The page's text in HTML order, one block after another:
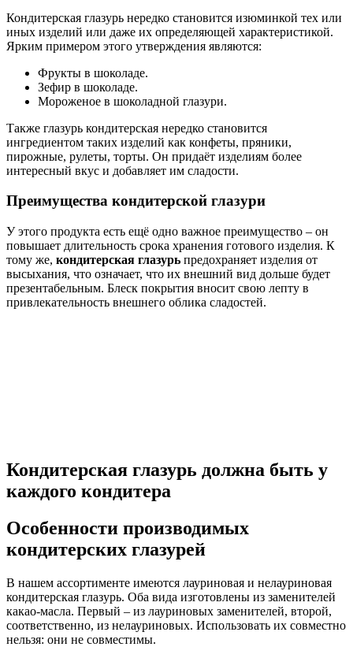
Кондитерская глазурь нередко становится изюминкой тех или
иных изделий или даже их определяющей характеристикой.
Ярким примером этого утверждения являются:
Фрукты в шоколаде.
Зефир в шоколаде.
Мороженое в шоколадной глазури.
Также глазурь кондитерская нередко становится
ингредиентом таких изделий как конфеты, пряники,
пирожные, рулеты, торты. Он придаёт изделиям более
интересный вкус и добавляет им сладости.
Преимущества кондитерской глазури
У этого продукта есть ещё одно важное преимущество – он
повышает длительность срока хранения готового изделия. К
тому же, кондитерская глазурь предохраняет изделия от
высыхания, что означает, что их внешний вид дольше будет
презентабельным. Блеск покрытия вносит свою лепту в
привлекательность внешнего облика сладостей.
Кондитерская глазурь должна быть у
каждого кондитера
Особенности производимых
кондитерских глазурей
В нашем ассортименте имеются лауриновая и нелауриновая
кондитерская глазурь. Оба вида изготовлены из заменителей
какао-масла. Первый – из лауриновых заменителей, второй,
соответственно, из нелауриновых. Использовать их совместно
нельзя: они не совместимы.